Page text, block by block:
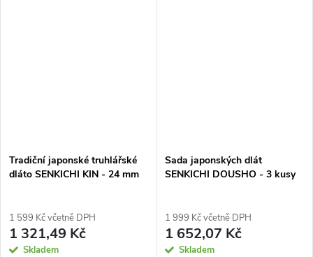
Tradiční japonské truhlářské
dláto SENKICHI KIN - 24 mm
1 599 Kč včetně DPH
1 321,49 Kč
Skladem
Sada japonských dlát
SENKICHI DOUSHO - 3 kusy
1 999 Kč včetně DPH
1 652,07 Kč
Skladem